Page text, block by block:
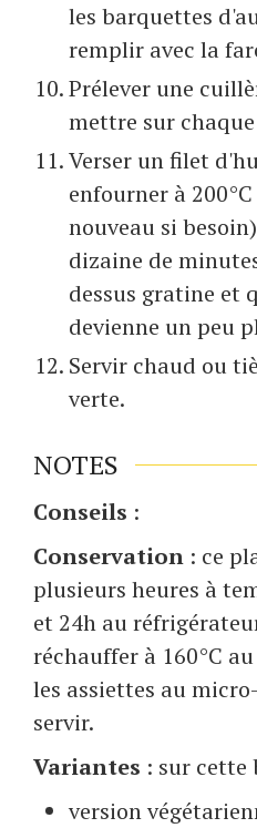
les barquettes
remplir avec la
Prélever une
mettre sur
Verser un filet
enfourner à
nouveau si
dizaine de
dessus gratine et
devienne un peu
Servir chaud ou
verte.
NOTES
Conseils :
Conservation : ce
plusieurs heures à
et 24h au
réchauffer à 160°C
les assiettes au
servir.
Variantes : sur cette
version